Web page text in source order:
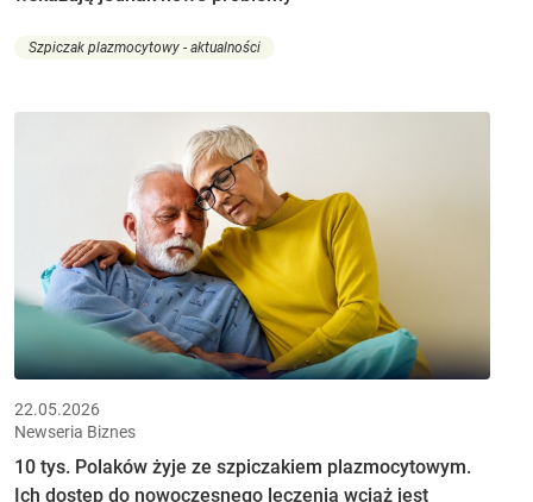
Szpiczak plazmocytowy - aktualności
22.05.2026
Newseria Biznes
10 tys. Polaków żyje ze szpiczakiem plazmocytowym.
Ich dostęp do nowoczesnego leczenia wciąż jest